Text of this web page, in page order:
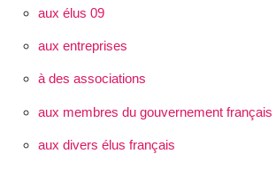
aux élus 09
aux entreprises
à des associations
aux membres du gouvernement français
aux divers élus français